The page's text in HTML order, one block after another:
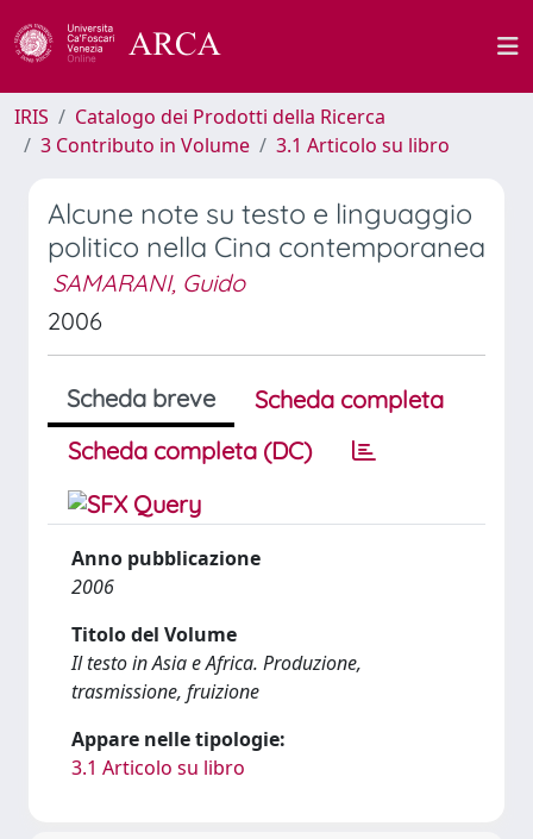
IRIS
Catalogo dei Prodotti della Ricerca
3 Contributo in Volume
3.1 Articolo su libro
Alcune note su testo e linguaggio
politico nella Cina contemporanea
SAMARANI, Guido
2006
Scheda breve
Scheda completa
Scheda completa (DC)
Anno pubblicazione
2006
Titolo del Volume
Il testo in Asia e Africa. Produzione,
trasmissione, fruizione
Appare nelle tipologie:
3.1 Articolo su libro